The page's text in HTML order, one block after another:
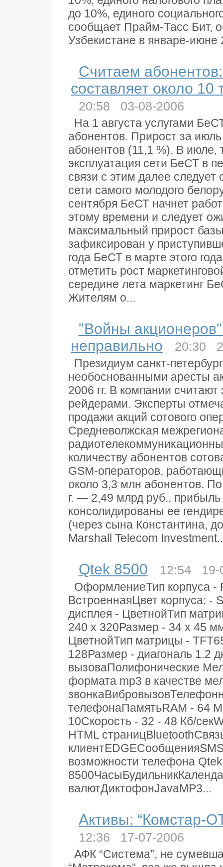
до 10%, единого
сообщает Прайм-Тасс Бит,
Узбекистане в январе-июне
Считаем
составляет около 10
20:58 03-08-2006
На 1 августа услугами
абонентов. Прирост за
абонентов (11,1 %). В июле,
эксплуатация сети БеСТ в
связи с этим далее
сети самого молодого
сентября БеСТ начнет
этому времени и следует
максимальный прирост
зафиксирован у
года БеСТ в марте этого
отметить рост
середине лета маркетинг
Жителям о...
"Войны
неправильно
20:30
Президиум санкт-
необоснованными аресты
2006 гг. В компании
рейдерами. Эксперты
продажи акций сотового
Средневолжская
количеству абонентов
GSM-операторов,
около 3,3 млн абонентов.
г. — 2,49 млрд руб.,
консолидированы ее
(через сына Константина,
Marshall Telecom
Qtek 8500 12:54 19-
ОформлениеТип корпуса -
ВстроеннаяЦвет корпуса: -
дисплея - ЦветнойТип
240 x 320Размер - 34 х 45
ЦветнойТип матрицы -
128Размер - диагональ 1.2
вызоваПолифонические
формата mp3 в качестве
телефонаПамятьRAM - 64
10Скорость - 32 - 48 Кб/
HTML
возможности телефона Qtek
валютДиктофонJavaMP3...
Активы: “Комстар-
12:36 17-07-2006
АФК “Система”, не